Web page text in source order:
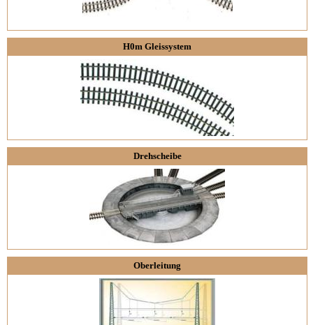
H0m Gleissystem
Drehscheibe
Oberleitung